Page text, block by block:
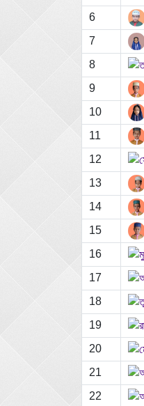
6
7
8
9
10
11
12
13
14
15
16
17
18
19
20
21
22